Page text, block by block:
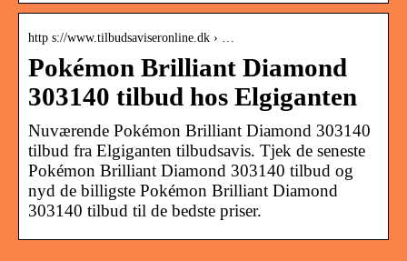
http s://www.tilbudsaviseronline.dk › …
Pokémon Brilliant Diamond
303140 tilbud hos Elgiganten
Nuværende Pokémon Brilliant Diamond 303140
tilbud fra Elgiganten tilbudsavis. Tjek de seneste
Pokémon Brilliant Diamond 303140 tilbud og
nyd de billigste Pokémon Brilliant Diamond
303140 tilbud til de bedste priser.